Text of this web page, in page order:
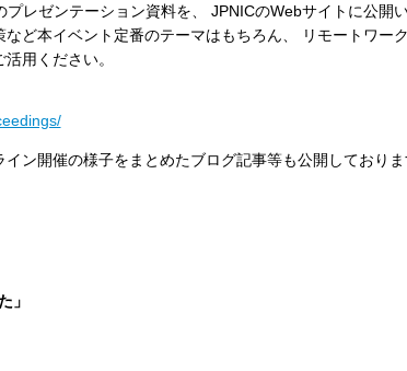
レゼンテーション資料を、 JPNICのWebサイトに公開
ど本イベント定番のテーマはもちろん、 リモートワー
用ください。
ン開催の様子をまとめたブログ記事等も公開しており
」